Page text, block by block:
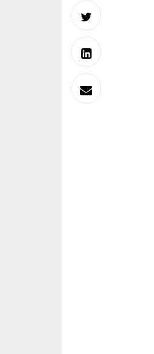
sur
Partager
sur
Partager
sur
Envoyer